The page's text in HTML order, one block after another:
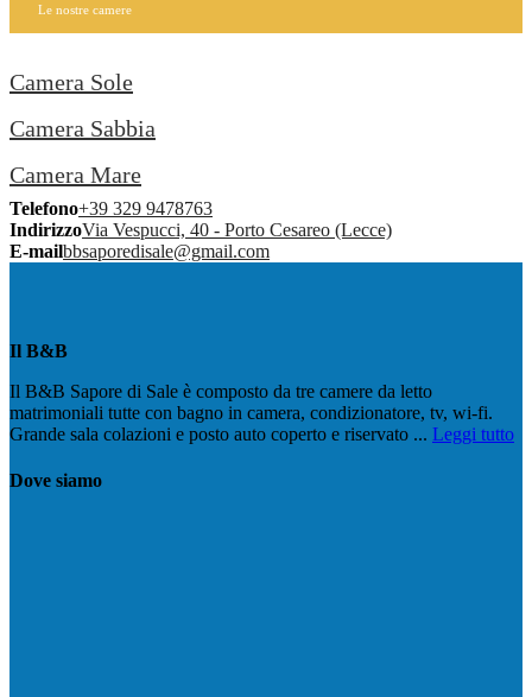
Le nostre camere
Camera Sole
Camera Sabbia
Camera Mare
Telefono+39 329 9478763
IndirizzoVia Vespucci, 40 - Porto Cesareo (Lecce)
E-mailbbsaporedisale@gmail.com
Il B&B
Il B&B Sapore di Sale è composto da tre camere da letto
matrimoniali tutte con bagno in camera, condizionatore, tv, wi-fi.
Grande sala colazioni e posto auto coperto e riservato ... Leggi tutto
Dove siamo